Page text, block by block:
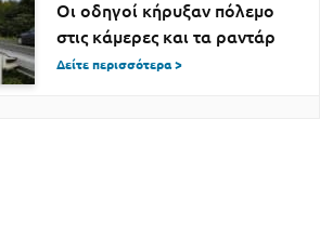
Οι οδηγοί κήρυξαν πόλεμο
στις κάμερες και τα ραντάρ
Δείτε περισσότερα >